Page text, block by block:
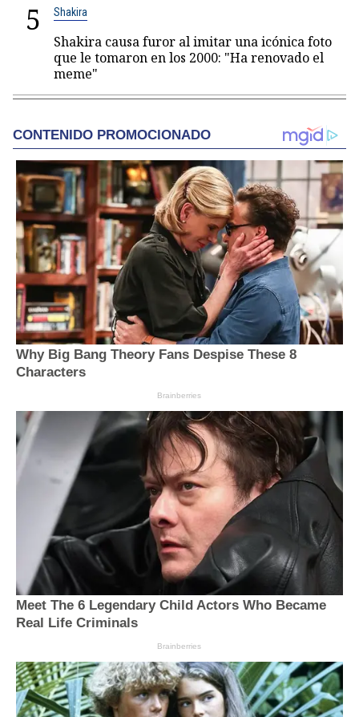
5 Shakira
Shakira causa furor al imitar una icónica foto
que le tomaron en los 2000: "Ha renovado el
meme"